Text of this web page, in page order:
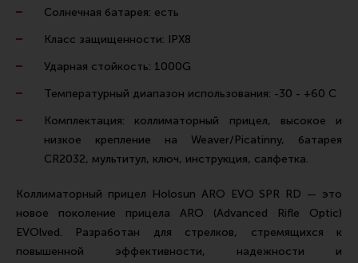
Шомполы и наборы для чистки
Ершики, вишеры, переходники
Патчи
Релоадинг
Линия Огня Медиа
Все разделы
Мероприятия
Солнечная батарея: есть
Класс защищенности: IPX8
Ударная стойкость: 1000G
Температурный диапазон использования: -30 - +60 C
Комплектация: коллиматорный прицел, высокое и
низкое крепление на Weaver/Picatinny, батарея
CR2032, мультитул, ключ, инструкция, салфетка.
Коллиматорный прицел Holosun ARO EVO SPR RD — это
новое поколение прицела ARO (Advanced Rifle Optic)
EVOlved. Разработан для стрелков, стремящихся к
повышенной эффективности, надежности и